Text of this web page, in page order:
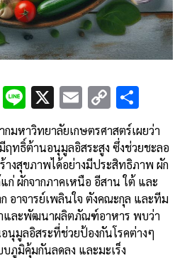
F Li
n
e
X E
m
ai
l
C
o
py
Li
n
k
ar
e
าวิทยาลัยเกษตรศาสตร์เผยว่า
ทธิ์ต้านอนุมูลอิสระสูง ซึ่งช่วยชะลอ
างสุขภาพได้อย่างมีประสิทธิภาพ ผัก
ผักจากภาคเหนือ อีสาน ใต้ และ
ก อาจารย์เพลินใจ ตังคณะกุล และทีม
และพัฒนาผลิตภัณฑ์อาหาร พบว่า
นุมูลอิสระที่ช่วยป้องกันโรคต่างๆ
บภูมิคุ้มกันลดลง และมะเร็ง